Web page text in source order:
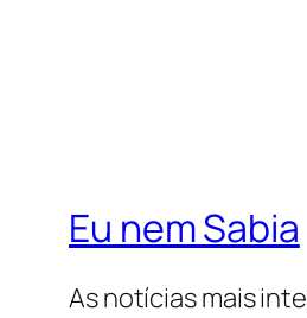
Eu nem Sabia
As notícias mais